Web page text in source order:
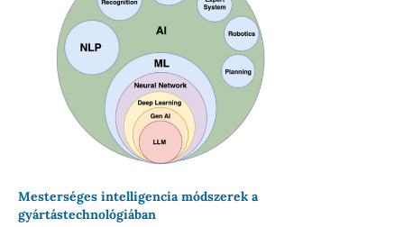
Mesterséges intelligencia módszerek a
gyártástechnológiában